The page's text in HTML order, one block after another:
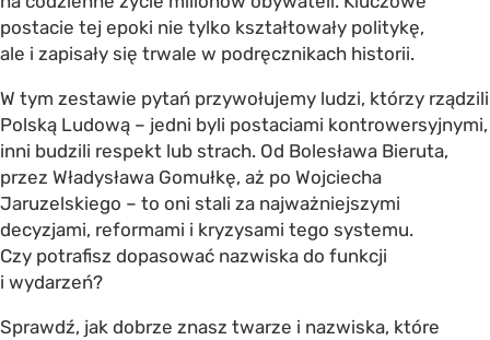
postacie tej epoki nie tylko kształtowały politykę,
ale i zapisały się trwale w podręcznikach historii.
W tym zestawie pytań przywołujemy ludzi, którzy rządzili
Polską Ludową – jedni byli postaciami kontrowersyjnymi,
inni budzili respekt lub strach. Od Bolesława Bieruta,
przez Władysława Gomułkę, aż po Wojciecha
Jaruzelskiego – to oni stali za najważniejszymi
decyzjami, reformami i kryzysami tego systemu.
Czy potrafisz dopasować nazwiska do funkcji
i wydarzeń?
Sprawdź, jak dobrze znasz twarze i nazwiska, które